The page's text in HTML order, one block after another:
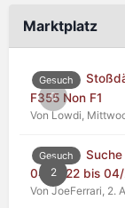
Marktplatz
0
Gesuch
F355 Non F1
Von Lowdi,
2
Gesuch
04/2022 bis
Von JoeFerrari, 2.